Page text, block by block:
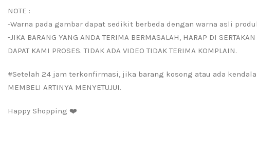
NOTE :
-Warna pada gambar dapat sedikit berbeda dengan warna asli
-JIKA BARANG YANG ANDA TERIMA BERMASALAH, HARAP DI
DAPAT KAMI PROSES. TIDAK ADA VIDEO TIDAK TERIMA KOMPLAIN.
#Setelah 24 jam terkonfirmasi, jika barang kosong atau ada
MEMBELI ARTINYA MENYETUJUI.
Happy Shopping ❤️